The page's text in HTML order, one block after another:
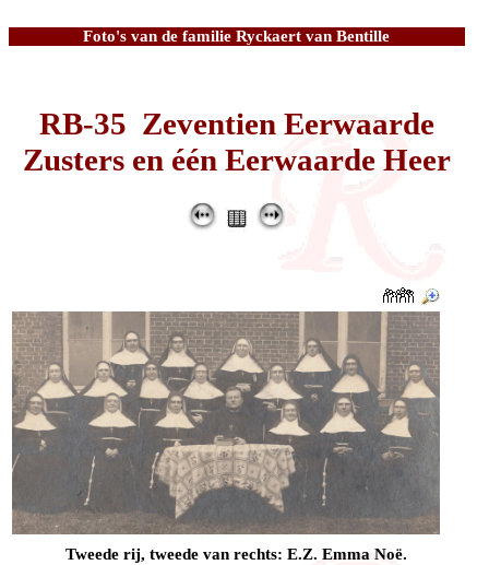
Foto's van de familie Ryckaert van Bentille
RB-35 Zeventien Eerwaarde
Zusters en één Eerwaarde Heer
Tweede rij, tweede van rechts: E.Z. Emma Noë.